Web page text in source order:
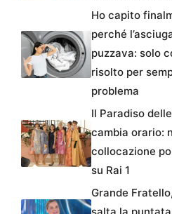
Ho capito
perché
puzzava: solo
risolto per
problema
Il Paradiso
cambia orario:
collocazione
su Rai 1
Grande